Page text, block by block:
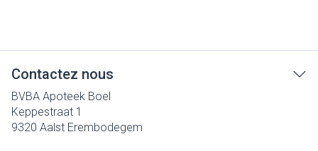
Contactez nous
BVBA Apoteek Boel
Keppestraat 1
9320 Aalst Erembodegem